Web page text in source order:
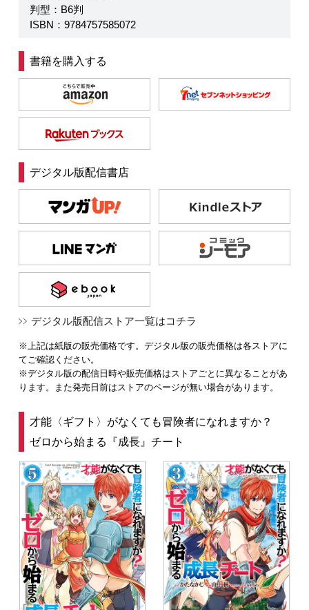
判型：B6判
ISBN：9784757585072
書籍を購入する
デジタル版配信書店
デジタル版配信ストア一覧はコチラ
※上記は紙版の販売価格です。デジタル版の販売価格は各ストアに
てご確認ください。
※デジタル版の配信日時や販売価格はストアごとに異なることがあ
ります。また発売日前はストアのページが無い場合があります。
才能〈ギフト〉がなくても冒険者になれますか？
ゼロから始まる『成長』チート